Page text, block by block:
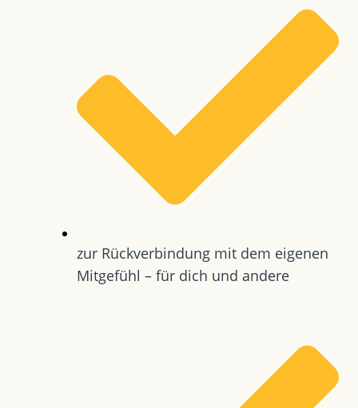
zur Rückverbindung mit dem eigenen
Mitgefühl – für dich und andere